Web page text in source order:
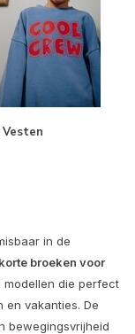
in de
korte broeken voor
die perfect
en vakanties. De
bewegingsvrijheid